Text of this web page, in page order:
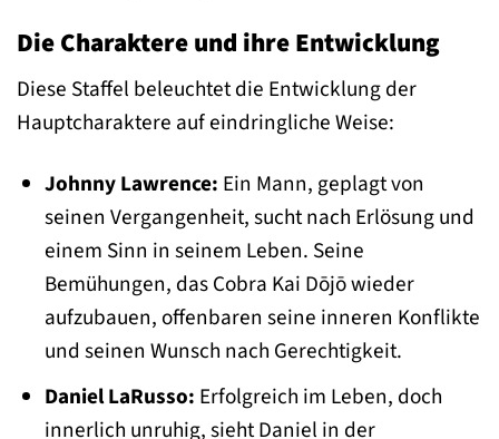
Die Charaktere und ihre Entwicklung
Diese Staffel beleuchtet die Entwicklung der
Hauptcharaktere auf eindringliche Weise:
Johnny Lawrence: Ein Mann, geplagt von
seinen Vergangenheit, sucht nach Erlösung und
einem Sinn in seinem Leben. Seine
Bemühungen, das Cobra Kai Dōjō wieder
aufzubauen, offenbaren seine inneren Konflikte
und seinen Wunsch nach Gerechtigkeit.
Daniel LaRusso: Erfolgreich im Leben, doch
innerlich unruhig, sieht Daniel in der